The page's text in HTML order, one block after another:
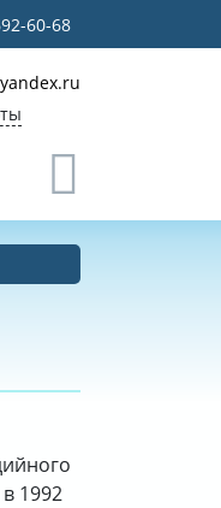
60-68
1992